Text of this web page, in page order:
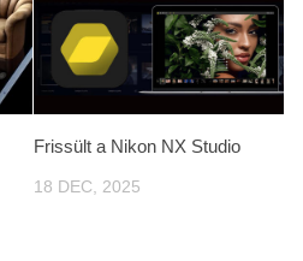
Frissült a Nikon NX Studio
18 DEC, 2025